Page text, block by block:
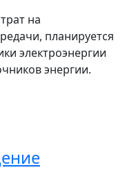
на
планируется
электроэнергии
энергии.